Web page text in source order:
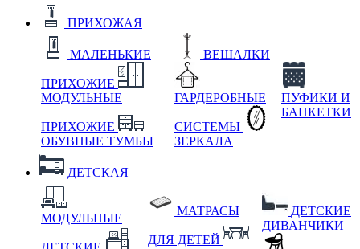
ПРИХОЖАЯ
МАЛЕНЬКИЕ
ПРИХОЖИЕ
МОДУЛЬНЫЕ
ПРИХОЖИЕ
ОБУВНЫЕ ТУМБЫ
ВЕШАЛКИ
ГАРДЕРОБНЫЕ
СИСТЕМЫ
ЗЕРКАЛА
ПУФИКИ И
БАНКЕТКИ
ДЕТСКАЯ
МОДУЛЬНЫЕ
МАТРАСЫ
ДЛЯ ДЕТЕЙ
ДЕТСКИЕ
ДИВАНЧИКИ